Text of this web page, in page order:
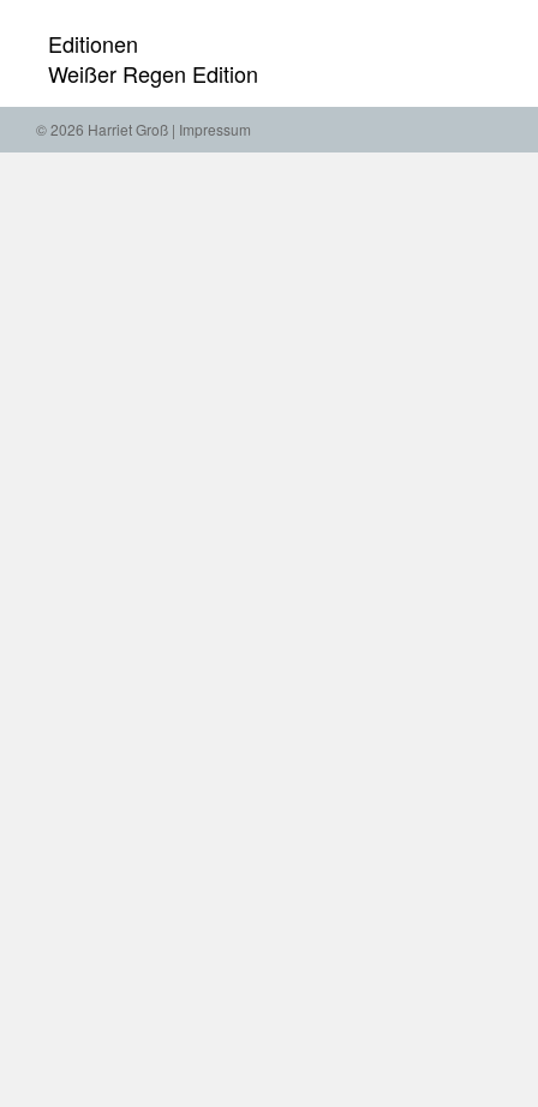
Editionen
Weißer Regen Edition
© 2026 Harriet Groß | Impressum